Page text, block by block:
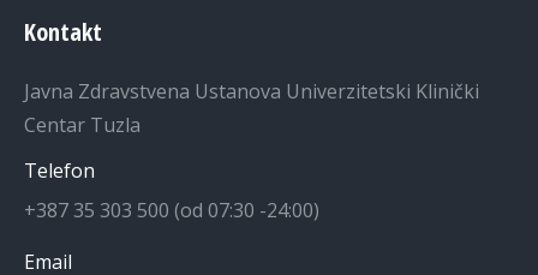
Kontakt
Javna Zdravstvena Ustanova Univerzitetski Klinički
Centar Tuzla
Telefon
+387 35 303 500 (od 07:30 -24:00)
Email